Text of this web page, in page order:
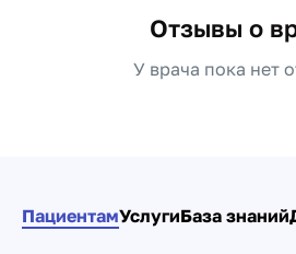
Отзывы о
У врача пока нет
ПациентамУслугиБаза знаний